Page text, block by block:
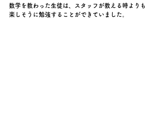
数学を教わった生徒は、スタッフが教える時よりも
楽しそうに勉強することができていました。